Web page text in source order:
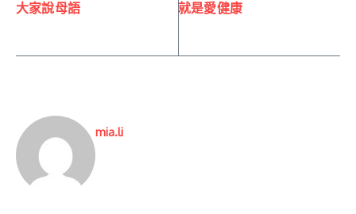
大家說母語 就是愛健康
mia.li